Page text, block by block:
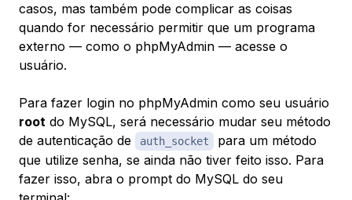
casos, mas também pode complicar as coisas
quando for necessário permitir que um programa
externo — como o phpMyAdmin — acesse o
usuário.
Para fazer login no phpMyAdmin como seu usuário
root do MySQL, será necessário mudar seu método
de autenticação de
auth_socket
para um método
que utilize senha, se ainda não tiver feito isso. Para
fazer isso, abra o prompt do MySQL do seu